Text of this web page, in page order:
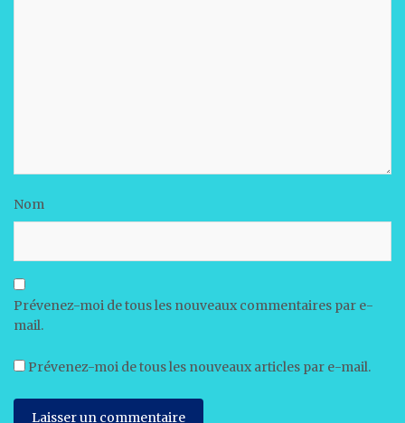
Nom
Prévenez-moi de tous les nouveaux commentaires par e-
mail.
Prévenez-moi de tous les nouveaux articles par e-mail.